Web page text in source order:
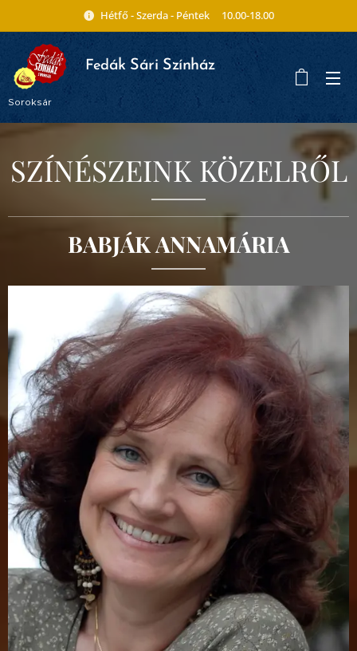
Hétfő - Szerda - Péntek 10.00-18.00
Fedák Sári Színház
Soroksár
SZÍNÉSZEINK KÖZELRŐL
BABJÁK ANNAMÁRIA